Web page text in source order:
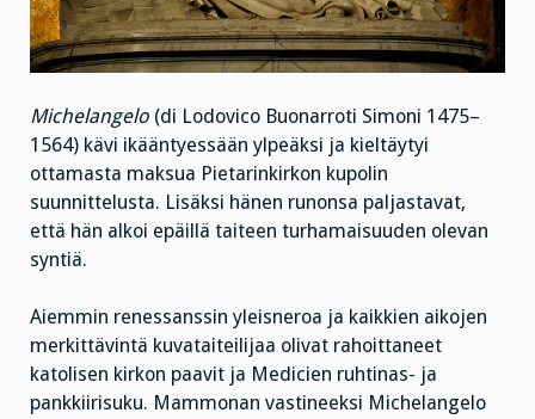
Michelangelo (di Lodovico Buonarroti Simoni 1475–
1564) kävi ikääntyessään ylpeäksi ja kieltäytyi
ottamasta maksua Pietarinkirkon kupolin
suunnittelusta. Lisäksi hänen runonsa paljastavat,
että hän alkoi epäillä taiteen turhamaisuuden olevan
syntiä.
Aiemmin renessanssin yleisneroa ja kaikkien aikojen
merkittävintä kuvataiteilijaa olivat rahoittaneet
katolisen kirkon paavit ja Medicien ruhtinas- ja
pankkiirisuku. Mammonan vastineeksi Michelangelo